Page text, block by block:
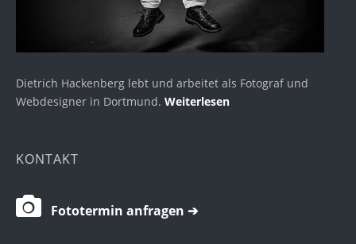
Dietrich Hackenberg lebt und arbeitet als Fotograf und
Webdesigner in Dortmund. Weiterlesen
KONTAKT
Fototermin anfragen ➔